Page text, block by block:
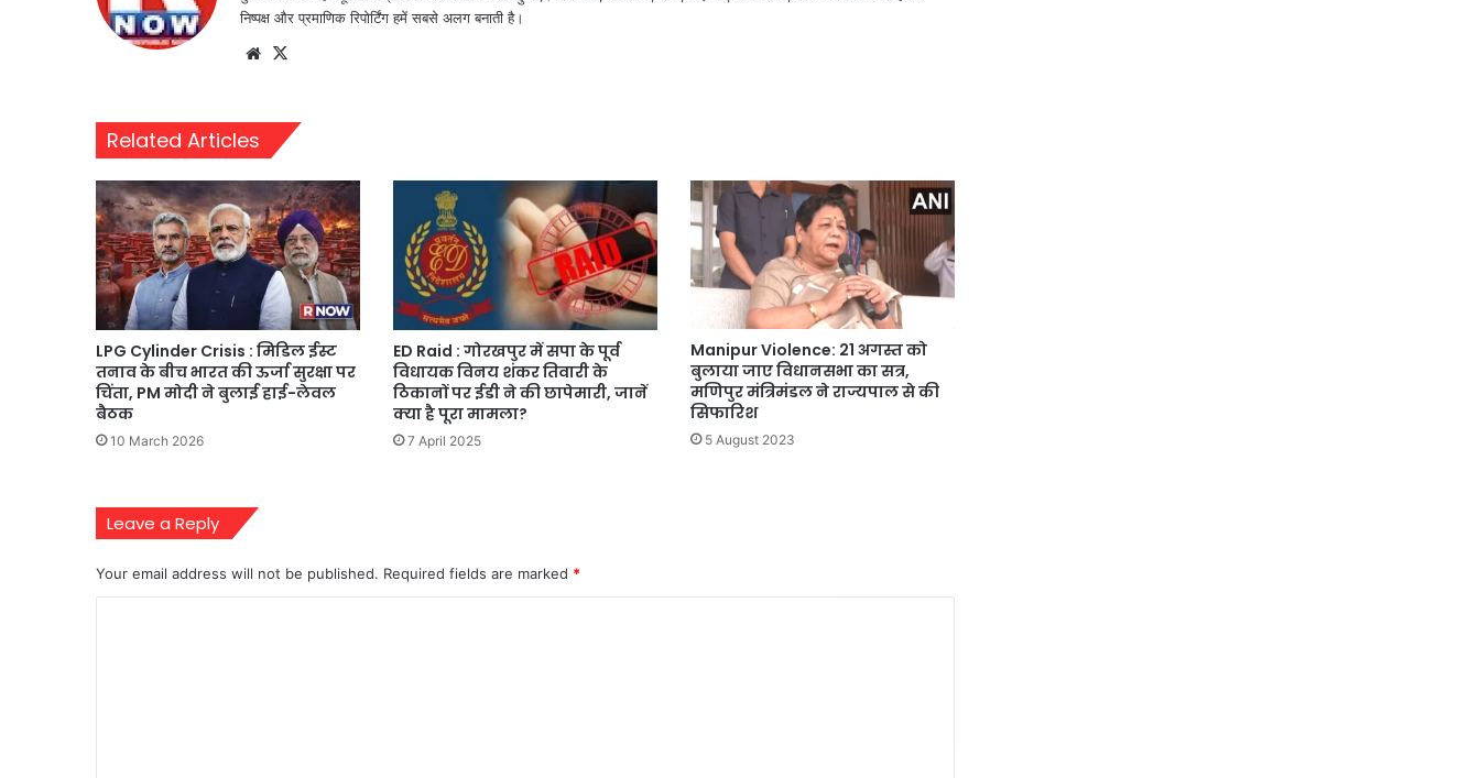
निष्पक्ष और प्रमाणिक रिपोर्टिंग हमें सबसे अलग बनाती है।
Website
Related Articles
LPG Cylinder Crisis : मिडिल ईस्ट
तनाव के बीच भारत की ऊर्जा सुरक्षा पर
चिंता, PM मोदी ने बुलाई हाई-लेवल
बैठक
10 March 2026
ED Raid : गोरखपुर में सपा के पूर्व
विधायक विनय शंकर तिवारी के
ठिकानों पर ईडी ने की छापेमारी, जानें
क्या है पूरा मामला?
7 April 2025
Manipur Violence: 21 अगस्त को
बुलाया जाए विधानसभा का सत्र,
मणिपुर मंत्रिमंडल ने राज्यपाल से की
सिफारिश
5 August 2023
Leave a Reply
Your email address will not be published. Required fields are marked *